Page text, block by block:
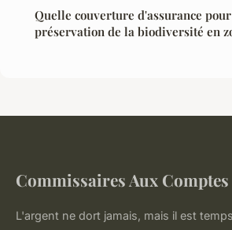
Quelle couverture d'assurance
préservation de la biodiversité en
Commissaires Aux
L'argent ne dort jamais, mais il est